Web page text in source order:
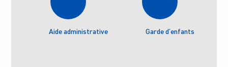
Aide administrative Garde d’enfants